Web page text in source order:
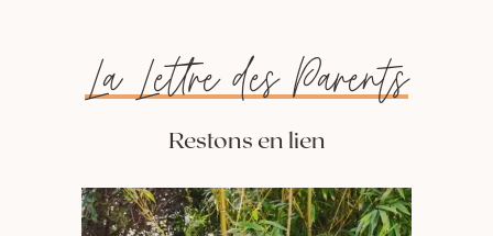
La Lettre des Parents
Restons en lien